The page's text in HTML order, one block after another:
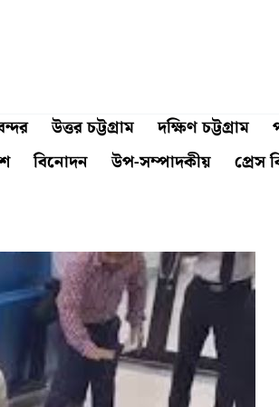
উত্তর চট্টগ্রাম দক্ষিণ চট্টগ্রাম
বিনোদন উপ-সম্পাদকীয় প্রেস